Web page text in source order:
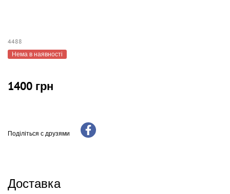
4488
Нема в наявності
1400 грн
Поділіться с друзями
Доставка